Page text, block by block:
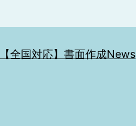
【全国対応】書面作成News